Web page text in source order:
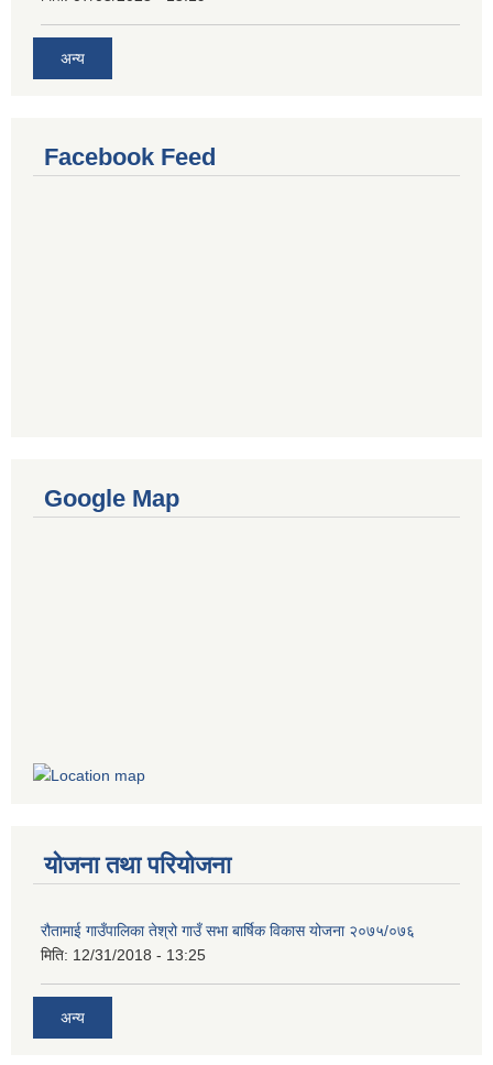
अन्य
Facebook Feed
Google Map
योजना तथा परियोजना
रौतामाई गाउँपालिका तेश्रो गाउँ सभा बार्षिक विकास योजना २०७५/०७६
मिति: 12/31/2018 - 13:25
अन्य